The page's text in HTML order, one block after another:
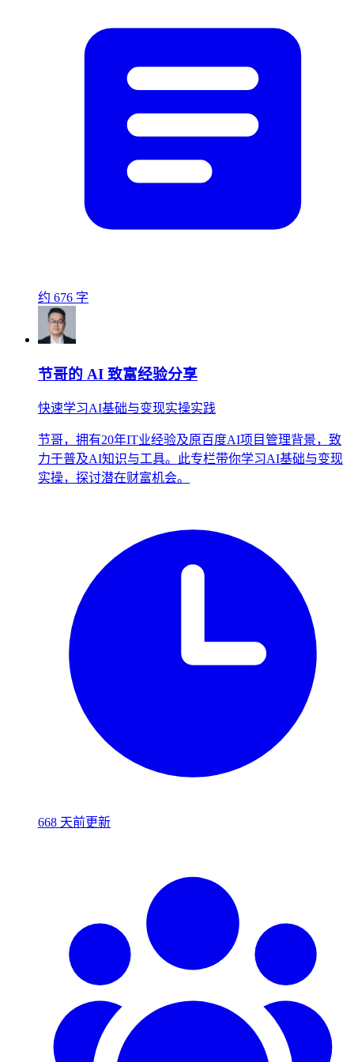
约 676 字
节哥的 AI 致富经验分享
快速学习AI基础与变现实操实践
节哥，拥有20年IT业经验及原百度AI项目管理背景，致
力于普及AI知识与工具。此专栏带你学习AI基础与变现
实操，探讨潜在财富机会。
668 天前更新